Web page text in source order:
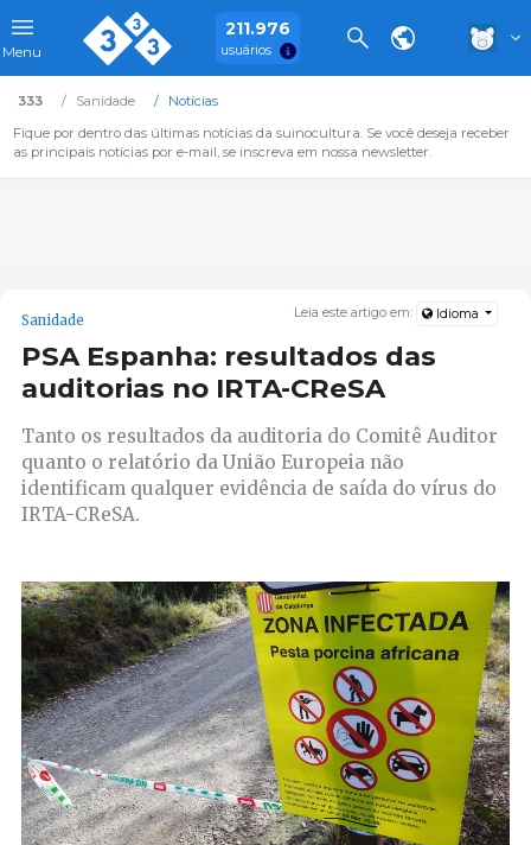
Menu
211.976
usuários
333 Sanidade
Notícias
Fique por dentro das últimas notícias da suinocultura. Se você deseja receber
as principais notícias por e-mail, se inscreva em nossa newsletter.
Leia este artigo em: Idioma
Sanidade
PSA Espanha: resultados das
auditorias no IRTA-CReSA
Tanto os resultados da auditoria do Comitê Auditor
quanto o relatório da União Europeia não
identificam qualquer evidência de saída do vírus do
IRTA-CReSA.